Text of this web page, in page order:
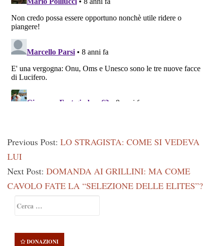
Previous Post: LO STRAGISTA: COME SI VEDEVA
LUI
Next Post: DOMANDA AI GRILLINI: MA COME
CAVOLO FATE LA “SELEZIONE DELLE ELITES”?
Sidebar
per:
DONAZIONI